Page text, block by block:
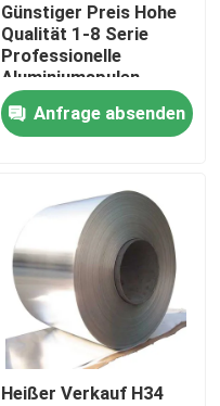
Günstiger Preis Hohe
Qualität 1-8 Serie
Professionelle
Aluminiumspulen
Fabrik Aluminiumspule
60 mmAnfrage absenden
Heißer Verkauf H34